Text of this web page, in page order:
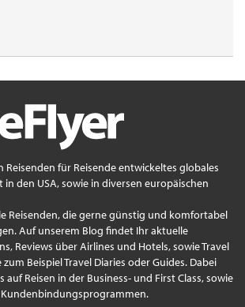
Reisenden für Reisende entwickeltes globales
den USA, sowie in diversen europäischen
Reisenden, die gerne günstig und komfortabel
Auf unserem Blog findet Ihr aktuelle
Reviews über Airlines und Hotels, sowie Travel
Beispiel Travel Diaries oder Guides. Dabei
auf Reisen in der Business- und First Class, sowie